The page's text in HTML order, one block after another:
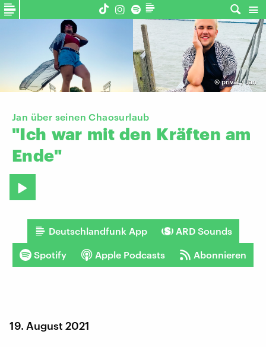
©privat / Jan
Jan über seinen Chaosurlaub
"Ich war mit den Kräften am
Ende"
Deutschlandfunk App ARD Sounds
Spotify Apple Podcasts Abonnieren
19. August 2021